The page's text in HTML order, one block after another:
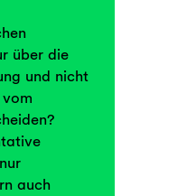
über die
und nicht
auch